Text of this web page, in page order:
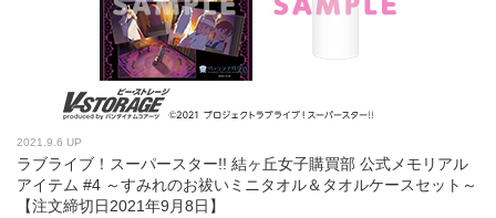
2021.9.6 UP
ラブライブ！スーパースター!! 結ヶ丘女子購買部 公式メモリアル
アイテム #4 ～すみれのお祓いミニタオル＆タオルケースセット～
【注文締切日2021年9月8日】